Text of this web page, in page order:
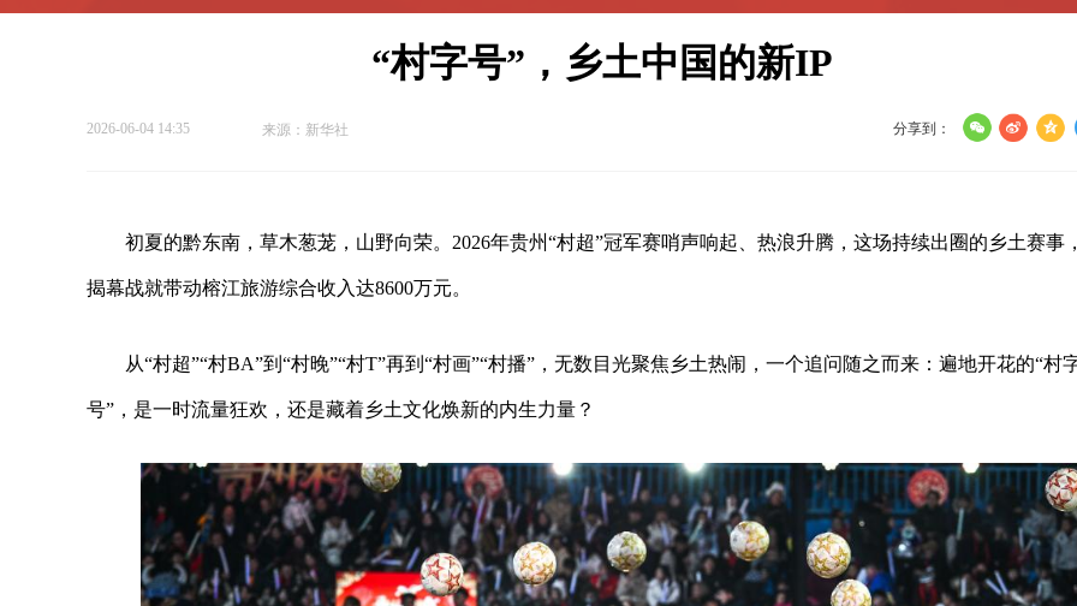
“村字号”，乡土中国的新IP
2026-06-04 14:35 来源：新华社 分享到：
初夏的黔东南，草木葱茏，山野向荣。2026年贵州“村超”冠军赛哨声响起、热浪升腾，这场持续出圈的乡土赛事
揭幕战就带动榕江旅游综合收入达8600万元。
从“村超”“村BA”到“村晚”“村T”再到“村画”“村播”，无数目光聚焦乡土热闹，一个追问随之而来：遍地开花的“村
号”，是一时流量狂欢，还是藏着乡土文化焕新的内生力量？